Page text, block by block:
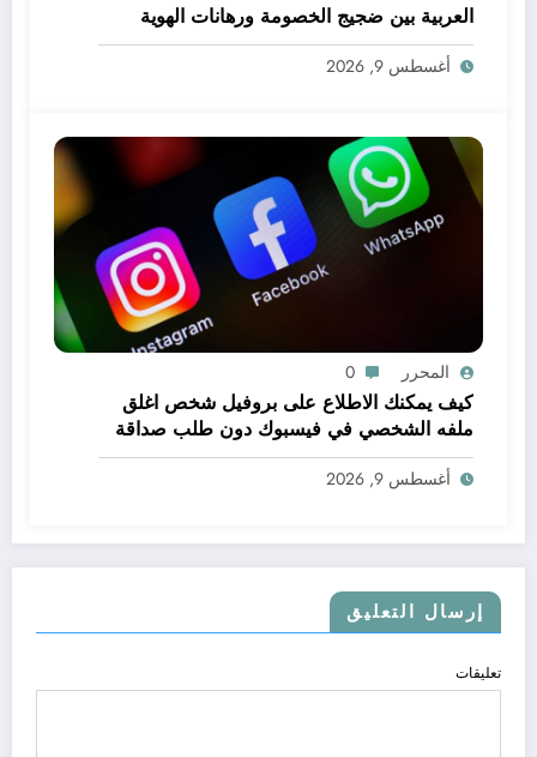
العربية بين ضجيج الخصومة ورهانات الهوية
أغسطس 9, 2026
المحرر 0
كيف يمكنك الاطلاع على بروفيل شخص اغلق
ملفه الشخصي في فيسبوك دون طلب صداقة
.. الاطلاع على محتوى صفحة شخص اغلق ملفه
الشخصي في فيسبوك دون طلب صداقة
أغسطس 9, 2026
إرسال التعليق
تعليقات